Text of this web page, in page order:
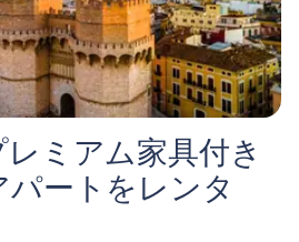
ミアム家具付き
ートをレンタ